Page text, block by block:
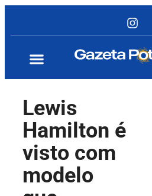
Lewis
Hamilton é
visto com
modelo